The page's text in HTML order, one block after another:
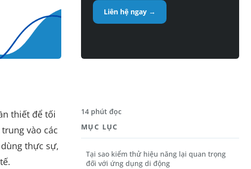
Liên hệ ngay →
thiết để tối
vào các
thực sự,
14 phút đọc
MỤC LỤC
Tại sao kiểm thử hiệu năng lại quan trọng
đối với ứng dụng di động